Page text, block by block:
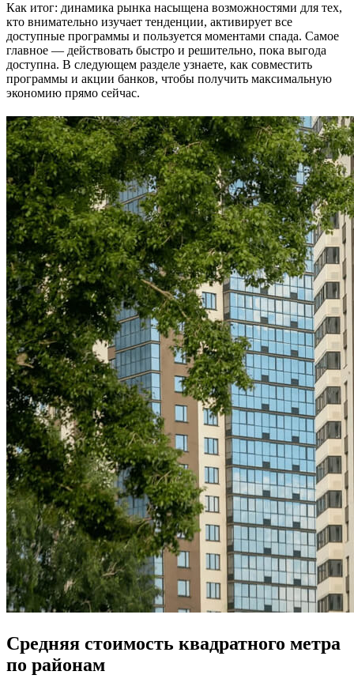
Как итог: динамика рынка насыщена возможностями для тех,
кто внимательно изучает тенденции, активирует все
доступные программы и пользуется моментами спада. Самое
главное — действовать быстро и решительно, пока выгода
доступна. В следующем разделе узнаете, как совместить
программы и акции банков, чтобы получить максимальную
экономию прямо сейчас.
Средняя стоимость квадратного метра
по районам